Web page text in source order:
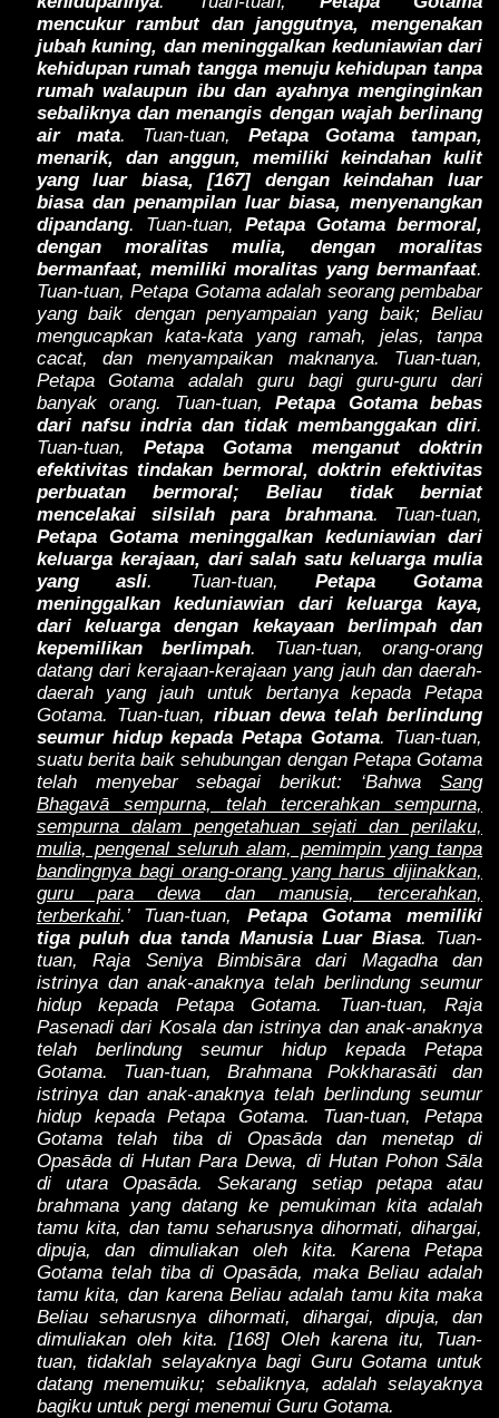
mencukur rambut dan janggutnya, mengenakan
jubah kuning, dan meninggalkan keduniawian dari
kehidupan rumah tangga menuju kehidupan tanpa
rumah walaupun ibu dan ayahnya menginginkan
sebaliknya dan menangis dengan wajah berlinang
air mata. Tuan-tuan, Petapa Gotama tampan,
menarik, dan anggun, memiliki keindahan kulit
yang luar biasa, [167] dengan keindahan luar
biasa dan penampilan luar biasa, menyenangkan
dipandang. Tuan-tuan, Petapa Gotama bermoral,
dengan moralitas mulia, dengan moralitas
bermanfaat, memiliki moralitas yang bermanfaat.
Tuan-tuan, Petapa Gotama adalah seorang pembabar
yang baik dengan penyampaian yang baik; Beliau
mengucapkan kata-kata yang ramah, jelas, tanpa
cacat, dan menyampaikan maknanya. Tuan-tuan,
Petapa Gotama adalah guru bagi guru-guru dari
banyak orang. Tuan-tuan,Petapa Gotama bebas
dari nafsu indria dan tidak membanggakan diri.
Tuan-tuan,Petapa Gotama menganut doktrin
efektivitas tindakan bermoral, doktrin efektivitas
perbuatan bermoral; Beliau tidak berniat
mencelakai silsilah para brahmana. Tuan-tuan,
Petapa Gotama meninggalkan keduniawian dari
keluarga kerajaan, dari salah satu keluarga mulia
yang asli. Tuan-tuan,Petapa Gotama
meninggalkan keduniawian dari keluarga kaya,
dari keluarga dengan kekayaan berlimpah dan
kepemilikan berlimpah. Tuan-tuan, orang-orang
datang dari kerajaan-kerajaan yang jauh dan daerah-
daerah yang jauh untuk bertanya kepada Petapa
Gotama. Tuan-tuan, ribuan dewa telah berlindung
seumur hidup kepada Petapa Gotama. Tuan-tuan,
suatu berita baik sehubungan dengan Petapa Gotama
telah menyebar sebagai berikut: ‘Bahwa Sang
Bhagavā sempurna, telah tercerahkan sempurna,
sempurna dalam pengetahuan sejati dan perilaku,
mulia, pengenal seluruh alam, pemimpin yang tanpa
bandingnya bagi orang-orang yang harus dijinakkan,
guru para dewa dan manusia, tercerahkan,
terberkahi.’ Tuan-tuan, Petapa Gotama memiliki
tiga puluh dua tanda Manusia Luar Biasa. Tuan-
tuan, Raja Seniya Bimbisāra dari Magadha dan
istrinya dan anak-anaknya telah berlindung seumur
hidup kepada Petapa Gotama. Tuan-tuan, Raja
Pasenadi dari Kosala dan istrinya dan anak-anaknya
telah berlindung seumur hidup kepada Petapa
Gotama. Tuan-tuan, Brahmana Pokkharasāti dan
istrinya dan anak-anaknya telah berlindung seumur
hidup kepada Petapa Gotama. Tuan-tuan, Petapa
Gotama telah tiba di Opasāda dan menetap di
Opasāda di Hutan Para Dewa, di Hutan Pohon Sāla
di utara Opasāda. Sekarang setiap petapa atau
brahmana yang datang ke pemukiman kita adalah
tamu kita, dan tamu seharusnya dihormati, dihargai,
dipuja, dan dimuliakan oleh kita. Karena Petapa
Gotama telah tiba di Opasāda, maka Beliau adalah
tamu kita, dan karena Beliau adalah tamu kita maka
Beliau seharusnya dihormati, dihargai, dipuja, dan
dimuliakan oleh kita. [168] Oleh karena itu, Tuan-
tuan, tidaklah selayaknya bagi Guru Gotama untuk
datang menemuiku; sebaliknya, adalah selayaknya
bagiku untuk pergi menemui Guru Gotama.